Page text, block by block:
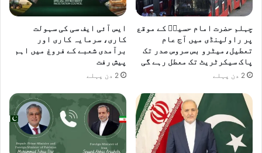
چہلم حضرت امام حسینؓ کے موقع
پر راولپنڈی میں آج عام
تعطیل،میٹرو بس سروس صدر تک
پاک سیکرٹریٹ تک معطل رہے گی
2 دن پہلے
ایس آئی ایف سی کی سہولت
کاری، سرمایہ کاری اور
برآمدی شعبے کے فروغ میں اہم
پیش رفت
2 دن پہلے